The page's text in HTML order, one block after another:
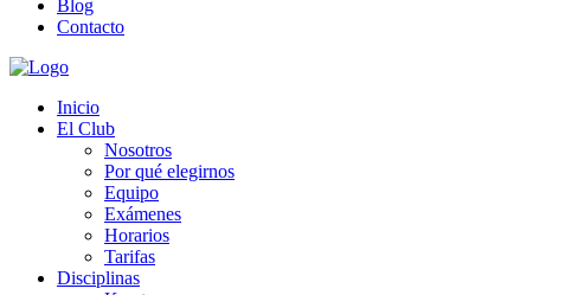
Blog
Contacto
Inicio
El Club
Nosotros
Por qué elegirnos
Equipo
Exámenes
Horarios
Tarifas
Disciplinas